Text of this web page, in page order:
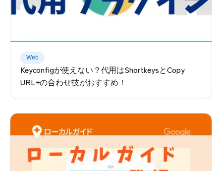
Web
Keyconfigが使えない？代用はShortkeysとCopy
URL+の合わせ技がおすすめ！